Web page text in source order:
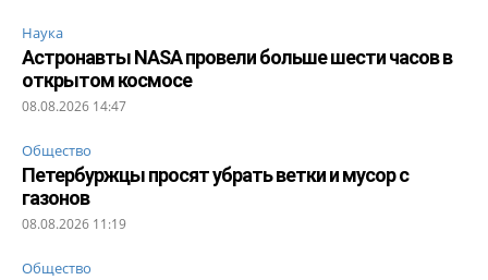
Наука
Астронавты NASA провели больше шести часов в
открытом космосе
08.08.2026 14:47
Общество
Петербуржцы просят убрать ветки и мусор с
газонов
08.08.2026 11:19
Общество